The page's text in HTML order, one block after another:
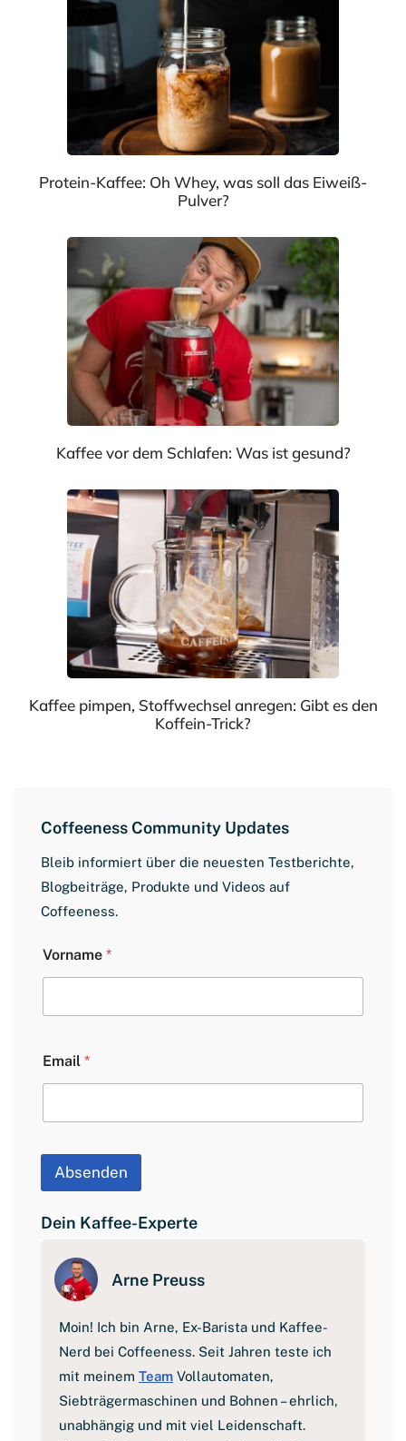
Protein-Kaffee: Oh Whey, was soll das Eiweiß-
Pulver?
Kaffee vor dem Schlafen: Was ist gesund?
Kaffee pimpen, Stoffwechsel anregen: Gibt es den
Koffein-Trick?
Coffeeness Community Updates
Bleib informiert über die neuesten Testberichte,
Blogbeiträge, Produkte und Videos auf
Coffeeness.
a
y
u
o
r
i
Vorname *
Email *
Absenden
Dein Kaffee-Experte
Arne Preuss
Moin! Ich bin Arne, Ex-Barista und Kaffee-
Nerd bei Coffeeness. Seit Jahren teste ich
mit meinem Team Vollautomaten,
Siebträgermaschinen und Bohnen – ehrlich,
unabhängig und mit viel Leidenschaft.